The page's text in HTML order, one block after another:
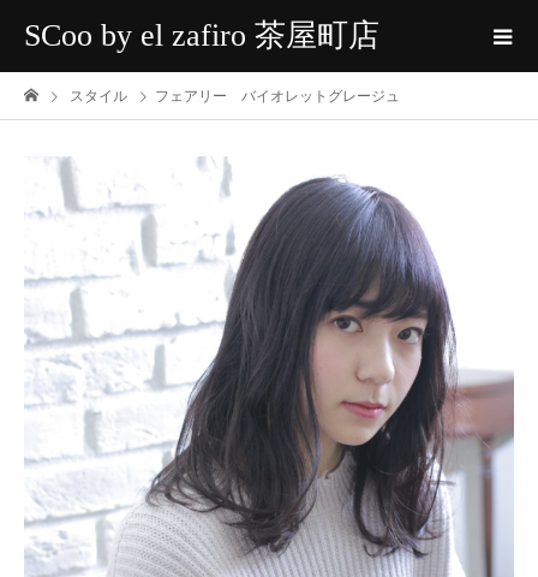
SCoo by el zafiro 茶屋町店
スタイル フェアリー バイオレットグレージュ